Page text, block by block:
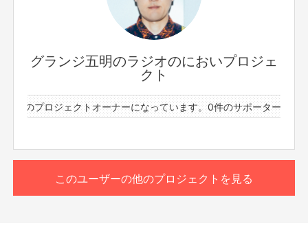
グランジ五明のラジオのにおいプロジェ
クト
のプロジェクトオーナーになっています。0件のサポーターと44件
考欄にご記入お願い致します（応援コメントの欄ではござ
いません！）。お名前のご指定がない場合はFANYクラウド
ファンディングのサポーター名で呼ばせていただきます。
※読み上げをご希望されない方は備考欄に『読み上げなし』
とご記入ください。
※備考欄に記入のない方はサポーター名のみの読み上げと
させていただきます。
※お名前、一言コメントがあっても、公序良俗に欠ける不
は、 いかなる理由においてもリターンは履行せず、返金さ
せていただきます。
このユーザーの他のプロジェクトを見る